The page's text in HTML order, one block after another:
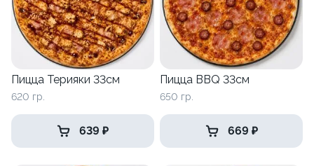
Пицца Терияки 33см
620 гр.
639 ₽
Пицца BBQ 33см
650 гр.
669 ₽